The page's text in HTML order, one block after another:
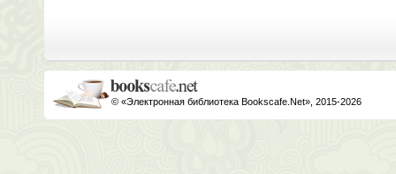
© «Электронная библиотека Bookscafe.Net», 2015-2026